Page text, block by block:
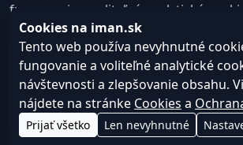
fungovanie a voliteľné analytické
zlepšovanie obsahu a používateľskej
Nastavenie cookies
© 2026
iman.sk
Web design, tvorba webu
s.r.o.
Cookies na iman.sk
Tento web používa nevyhnutné
fungovanie a voliteľné analytické
návštevnosti a zlepšovanie obsahu.
nájdete na stránke Cookies a
Prijať všetko Len nevyhnutné